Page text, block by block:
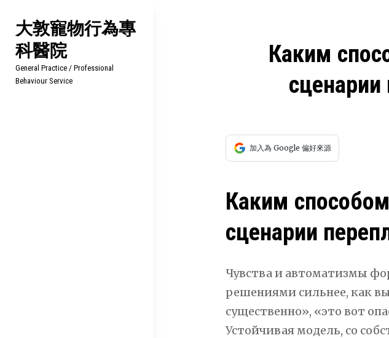
content
大敦寵物行為專
科醫院
General Practice / Professional
Behaviour Service
Каким
加入為 Google 偏好來源
Каким
сценарии
Чувства и автоматизмы
решениями сильнее, как
существенно», «это вот
Устойчивая модель, со
覽